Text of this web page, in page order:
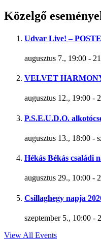
Közelgő
Udvar Live! –
augusztus 7., 19:00 -
VELVET
augusztus 12., 19:00 -
P.S.E.U.D.O.
augusztus 13., 18:00 -
Hékás Békás családi
augusztus 29., 10:00 -
Csillaghegy napja
szeptember 5., 10:00 -
View All Events